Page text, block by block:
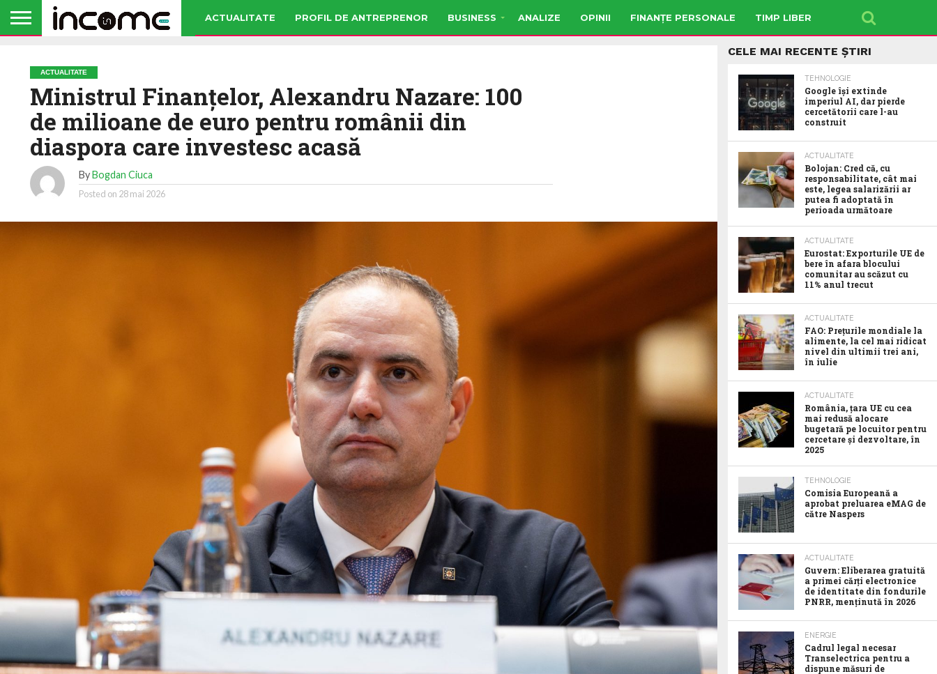
ACTUALITATE PROFIL DE ANTREPRENOR BUSINESS ANALIZE OPINII FINANȚE PERSONALE TIMP LIBER
ACTUALITATE
Ministrul Finanţelor, Alexandru Nazare: 100
de milioane de euro pentru românii din
diaspora care investesc acasă
ByBogdan Ciuca
Posted on 28 mai 2026
CELE MAI RECENTE ȘTIRI
TEHNOLOGIE
Google îşi extinde
imperiul AI, dar pierde
cercetătorii care l-au
construit
ACTUALITATE
Bolojan: Cred că, cu
responsabilitate, cât mai
este, legea salarizării ar
putea fi adoptată în
perioada următoare
ACTUALITATE
Eurostat: Exporturile UE de
bere în afara blocului
comunitar au scăzut cu
11% anul trecut
ACTUALITATE
FAO: Prețurile mondiale la
alimente, la cel mai ridicat
nivel din ultimii trei ani,
în iulie
ACTUALITATE
România, țara UE cu cea
mai redusă alocare
bugetară pe locuitor pentru
cercetare și dezvoltare, în
2025
TEHNOLOGIE
Comisia Europeană a
aprobat preluarea eMAG de
către Naspers
ACTUALITATE
Guvern: Eliberarea gratuită
a primei cărți electronice
de identitate din fondurile
PNRR, menținută în 2026
ENERGIE
Cadrul legal necesar
Transelectrica pentru a
dispune măsuri de